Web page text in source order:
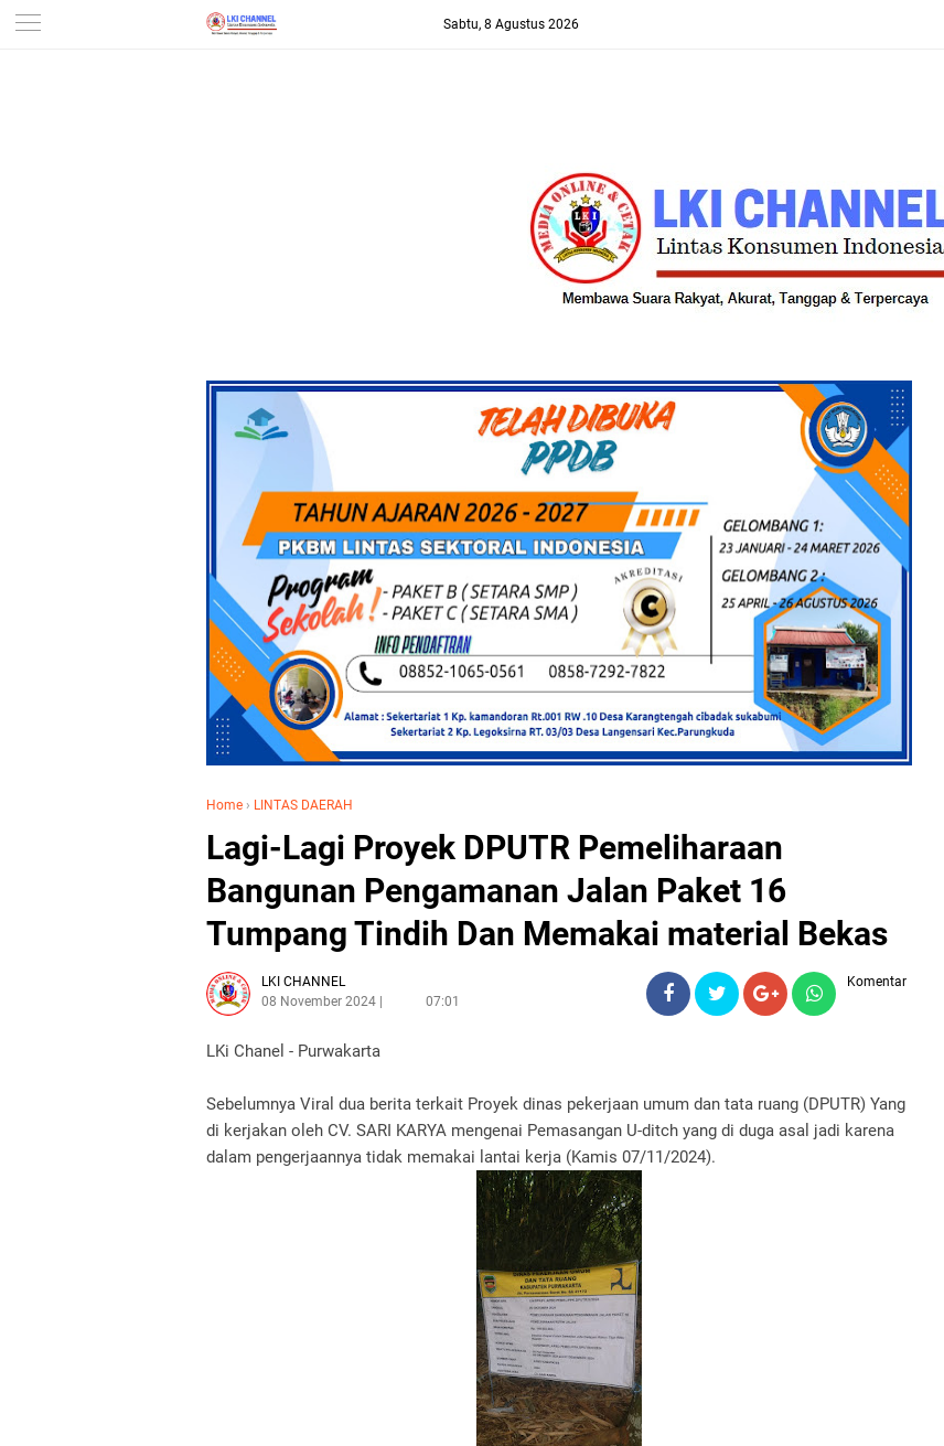
-->
Sabtu, 8 Agustus 2026
Home › LINTAS DAERAH
Lagi-Lagi Proyek DPUTR Pemeliharaan
Bangunan Pengamanan Jalan Paket 16
Tumpang Tindih Dan Memakai material Bekas
LKI CHANNEL
08 November 2024
07:01
Komentar
LKi Chanel - Purwakarta
Sebelumnya Viral dua berita terkait Proyek dinas pekerjaan umum dan tata ruang (DPUTR) Yang
di kerjakan oleh CV. SARI KARYA mengenai Pemasangan U-ditch yang di duga asal jadi karena
dalam pengerjaannya tidak memakai lantai kerja (Kamis 07/11/2024).